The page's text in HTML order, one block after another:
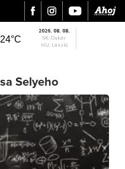
24°C
2026. 08. 08.
SK: Oskár
HU: László
Selyeho